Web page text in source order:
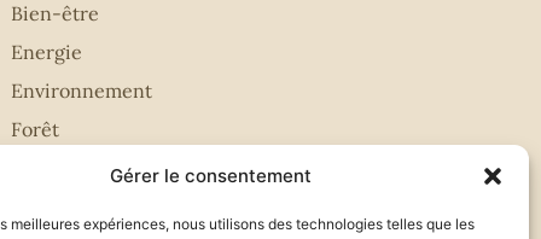
Gérer le consentement
meilleures expériences, nous utilisons des technologies telles que les
Bien-être
Energie
Environnement
Forêt